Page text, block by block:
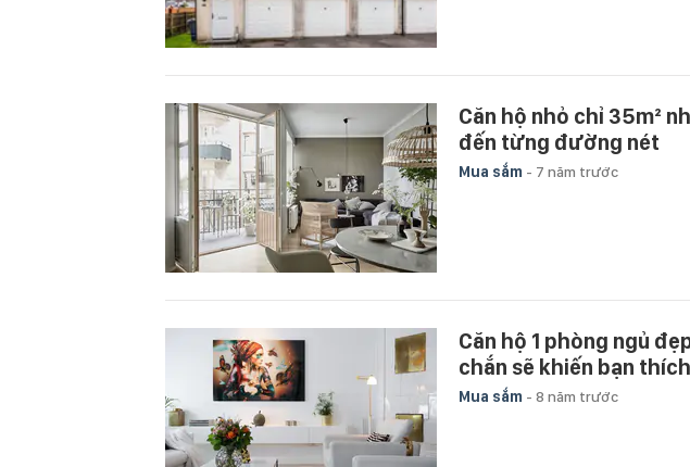
Căn hộ nhỏ chỉ 35m²
đến từng đường nét
Mua sắm - 7 năm trước
Căn hộ 1 phòng ngủ
chắn sẽ khiến bạn
Mua sắm - 8 năm trước